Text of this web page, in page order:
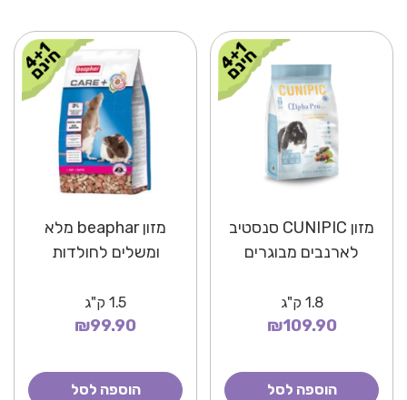
מזון CUNIPIC סנסטיב
לארנבים מבוגרים
1.8 ק"ג
₪109.90
הוספה לסל
מזון beaphar מלא
ומשלים לחולדות
1.5 ק"ג
₪99.90
הוספה לסל